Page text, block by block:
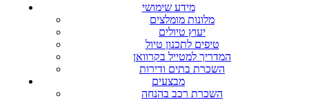
מידע שימושי
מלונות מומלצים
יעוץ טיולים
טיפים לתכנון טיול
המדריך למטייל בקרוואן
השכרת בתים ודירות
מבצעים
השכרת רכב בהנחה